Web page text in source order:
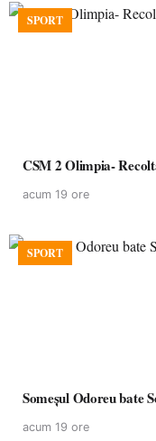
SPORT
CSM 2 Olimpia-
acum 19 ore
SPORT
Someșul Odoreu bate
acum 19 ore